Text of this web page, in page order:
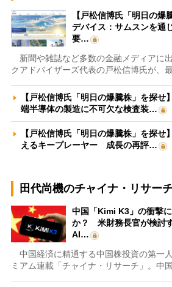
【戸松信博氏「明日の爆
デバイス：サムスンを通
要…
新聞や雑誌など多数の金融メディアに
クアドバイザーズ代表の戸松信博氏が、
【戸松信博氏「明日の爆騰株」を探せ
端半導体の製造に不可欠な検査装…
【戸松信博氏「明日の爆騰株」を探
えるキープレーヤー 成長の再評…
田代尚機のチャイナ・リサー
中国「Kimi K3」の衝撃
か？ 米財務長官が検討
AI…
中国経済に精通する中国株投資の第一
ミアム連載「チャイナ・リサーチ」。中